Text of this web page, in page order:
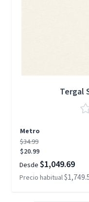
Tergal
Metro
$34.99
$20.99
Desde $1,049.69
Precio habitual